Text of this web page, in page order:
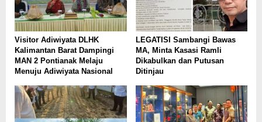
Visitor Adiwiyata DLHK
Kalimantan Barat Dampingi
MAN 2 Pontianak Melaju
Menuju Adiwiyata Nasional
LEGATISI Sambangi Bawas
MA, Minta Kasasi Ramli
Dikabulkan dan Putusan
Ditinjau